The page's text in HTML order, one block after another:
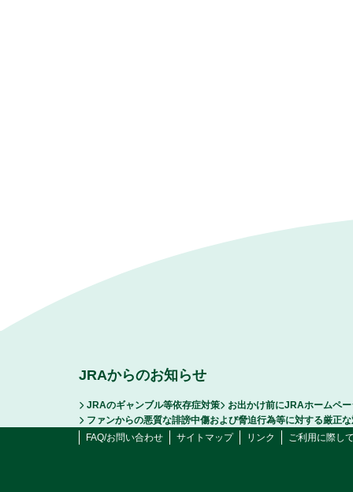
JRAからのお知らせ
JRAのギャンブル等依存症対策
お出かけ前にJRAホームペ
ファンからの悪質な誹謗中傷および脅迫行為等に対する厳正
FAQ/お問い合わせ
サイトマップ リンク ご利用に際し